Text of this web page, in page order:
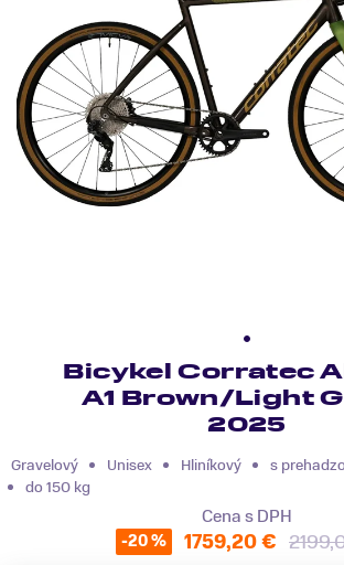
Bicykel Corratec
A1 Brown/Light
2025
Gravelový Unisex Hliníkový
s
do 150 kg
Cena s DPH
-20 % 1759,20 €